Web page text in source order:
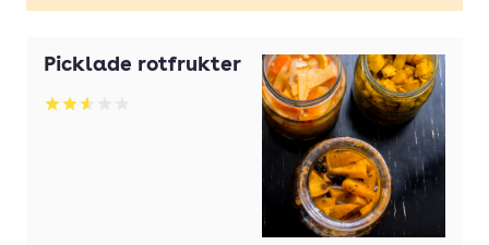
Picklade rotfrukter
Betyg: 2.54 av 5